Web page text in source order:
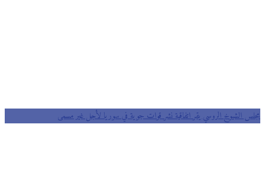
مجلس الشيوخ الروسي يقر اتفاقية نشر قوات جوية في سوريا لأجل غير مسمى